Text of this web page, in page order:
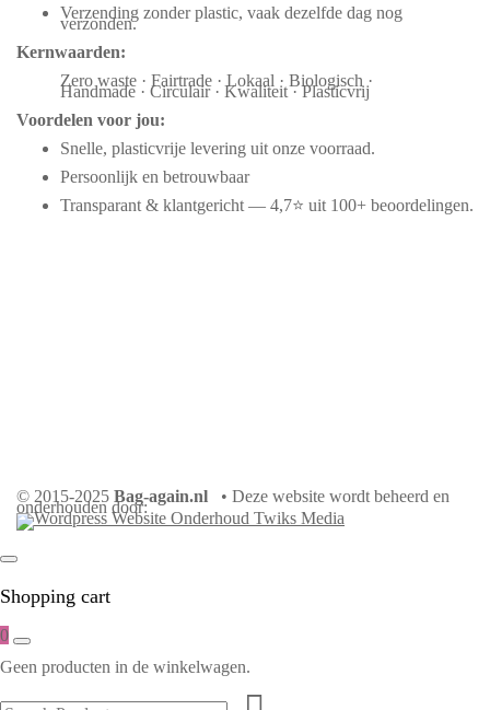
Verzending zonder plastic, vaak dezelfde dag nog
verzonden.
Kernwaarden:
Zero waste · Fairtrade · Lokaal · Biologisch ·
Handmade · Circulair · Kwaliteit · Plasticvrij
Voordelen voor jou:
Snelle, plasticvrije levering uit onze voorraad.
Persoonlijk en betrouwbaar
Transparant & klantgericht — 4,7⭐ uit 100+ beoordelingen.
© 2015-2025 Bag-again.nl • Deze website wordt beheerd en
onderhouden door:
Shopping cart
0
Geen producten in de winkelwagen.